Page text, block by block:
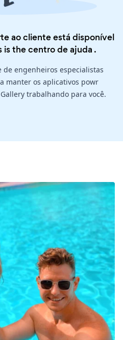
ao cliente está disponível
is thecentro de ajuda .
de engenheiros especialistas
manter os aplicativos powr
trabalhando para você.